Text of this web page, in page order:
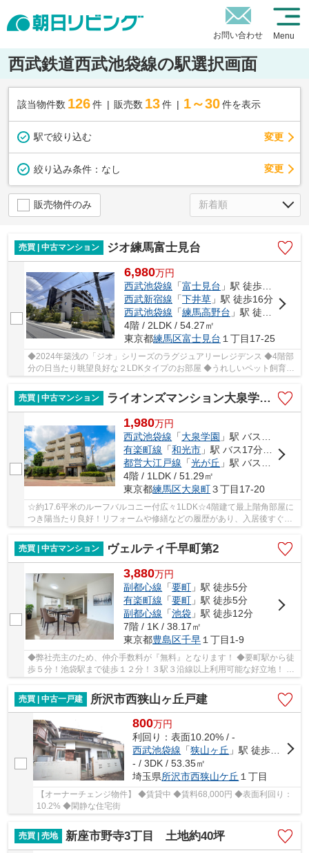
お問い合わせ Menu
西武鉄道西武池袋線の駅選択画面
該当物件数 126件 販売数 13 件 1～30 件を表示
駅で絞り込む 変更
絞り込み条件： なし 変更
販売物件のみ
売買 | 中古マンション ジオ練馬富士見台
6,980万円
西武池袋線 「富士見台 」駅 徒歩9分
西武新宿線 「下井草」駅 徒歩16分
西武池袋線 「練馬高野台 」駅 徒歩18分
4階 / 2LDK / 54.27㎡
東京都練馬区富士見台 １丁目17-25
◆2024年築浅の「ジオ」シリーズのラグジュアリーレジデンス ◆4階部
分の日当たり眺望良好な２LDKタイプのお部屋 ◆うれしいペット飼育可
売買 | 中古マンション
ライオンズマンション大泉学園第5
1,980万円
西武池袋線 「大泉学園 」駅 バス10分 「大泉第一小学校」 停歩2分
有楽町線 「和光市 」駅 バス17分 「大泉第一小学校」 停歩2分
都営大江戸線 「光が丘 」駅 バス16分 「大泉町一丁目」 停歩5分
4階 / 1LDK / 51.29㎡
東京都練馬区大泉町３丁目17-20
☆約17.6平米のルーフバルコニー付広々1LDK☆4階建て最上階角部屋に
つき陽当たり良好！リフォームや修繕などの履歴があり、入居後すぐに
暮らせます！ 大江戸線(光が丘～大泉学園町方面)...
売買 | 中古マンション
ヴェルティ千早町第2
3,880万円
副都心線 「要町 」駅 徒歩5分
有楽町線 「要町 」駅 徒歩5分
副都心線 「池袋 」駅 徒歩12分
7階 / 1K / 38.17㎡
東京都豊島区千早 １丁目1-9
◆弊社売主のため、仲介手数料が『無料』となります！ ◆要町駅から徒
歩５分！池袋駅まで徒歩１２分！３駅３沿線以上利用可能な好立地！ ◆
立教大学の大学正門まで徒歩８分！ ◆令和8年よ...
売買 | 中古一戸建
所沢市西狭山ヶ丘戸建
800万円
利回り：表面10.20% / -
西武池袋線 「狭山ヶ丘 」駅 徒歩15分
- / 3DK / 53.35㎡
埼玉県所沢市西狭山ケ丘 １丁目
【オーナーチェンジ物件】 ◆賃貸中 ◆賃料68,000円 ◆表面利回り：
10.2% ◆閑静な住宅街
売買 | 売地 新座市野寺3丁目 土地約40坪